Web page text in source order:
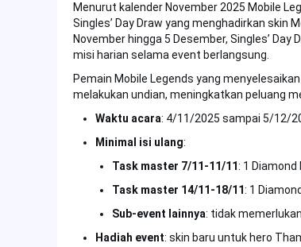
Menurut kalender November 2025 Mobile
Singles’ Day Draw yang menghadirkan skin
November hingga 5 Desember, Singles’
misi harian selama event berlangsung.
Pemain Mobile Legends yang
melakukan undian, meningkatkan peluang
Waktu acara: 4/11/2025 sampai 5/12/
Minimal isi ulang:
Task master 7/11-11/11: 1 Diamond
Task master 14/11-18/11: 1
Sub-event lainnya: tidak
Hadiah event: skin baru untuk hero